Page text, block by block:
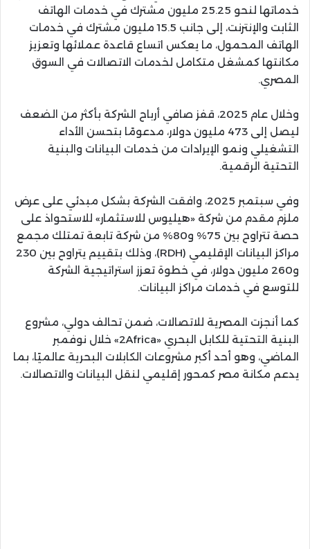
خدماتها لنحو 25.25 مليون مشترك في خدمات الهاتف
الثابت والإنترنت، إلى جانب 15.5 مليون مشترك في خدمات
الهاتف المحمول، ما يعكس اتساع قاعدة عملائها وتعزيز
مكانتها كمشغل متكامل لخدمات الاتصالات في السوق
المصري.
وخلال عام 2025، قفز صافي أرباح الشركة بأكثر من الضعف
ليصل إلى 473 مليون دولار، مدعومًا بتحسن الأداء
التشغيلي ونمو الإيرادات من خدمات البيانات والبنية
التحتية الرقمية.
وفي سبتمبر 2025، وافقت الشركة بشكل مبدئي على عرض
ملزم مقدم من شركة «هيليوس للاستثمار» للاستحواذ على
حصة تتراوح بين 75% و80% من شركة تابعة تمتلك مجمع
مراكز البيانات الإقليمي (RDH)، وذلك بتقييم يتراوح بين 230
و260 مليون دولار، في خطوة تعزز استراتيجية الشركة
للتوسع في خدمات مراكز البيانات.
كما أنجزت المصرية للاتصالات، ضمن تحالف دولي، مشروع
البنية التحتية للكابل البحري «2Africa» خلال نوفمبر
الماضي، وهو أحد أكبر مشروعات الكابلات البحرية عالميًا، بما
يدعم مكانة مصر كمحور إقليمي لنقل البيانات والاتصالات.